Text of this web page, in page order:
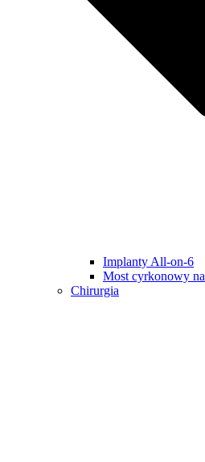
Implanty All-on-6
Most cyrkonowy
Chirurgia